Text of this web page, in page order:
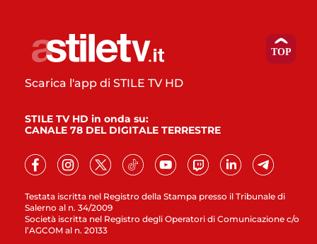
Testata iscritta nel Registro della Stampa presso il Tribunale di
Salerno al n. 34/2009
Società iscritta nel Registro degli Operatori di Comunicazione c/o
l’AGCOM al n. 20133
Scarica l'app di STILE TV HD
STILE TV HD in onda su:
CANALE 78 DEL DIGITALE TERRESTRE